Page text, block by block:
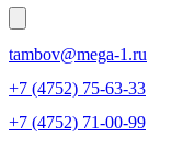
tambov@mega-1.ru
+7 (4752) 75-63-33
+7 (4752) 71-00-99